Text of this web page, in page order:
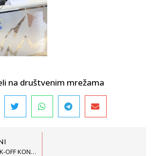
na društvenim mrežama
ODRŽANA KICK-OFF KONFERENCIJA „BEZ NEKAŽNJIVOSTI ZA POVREDU I KRŠENJE LJUDSKIH PRAVA U CRNOJ GORI”